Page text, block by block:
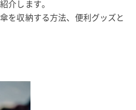
介します。
を収納する方法、便利グッズと